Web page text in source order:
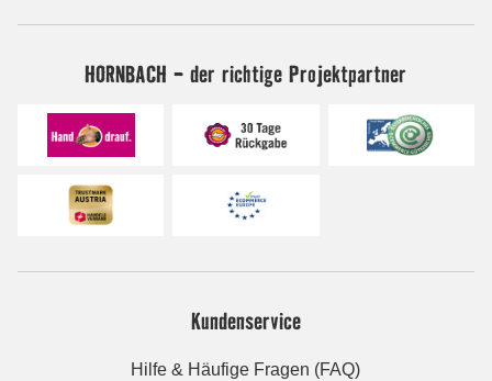
HORNBACH - der richtige Projektpartner
Kundenservice
Hilfe & Häufige Fragen (FAQ)